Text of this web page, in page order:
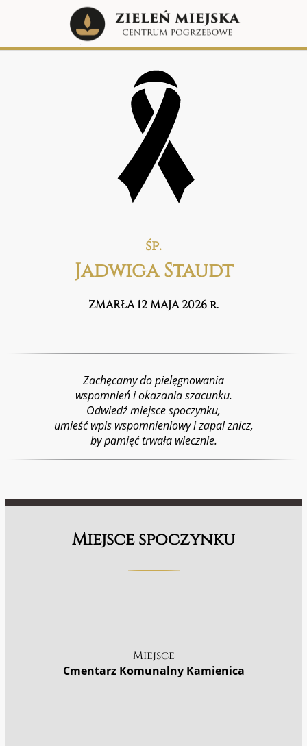
śp.
Jadwiga Staudt
ZMARŁA 12 MAJA 2026 r.
Zachęcamy do pielęgnowania
wspomnień i okazania szacunku.
Odwiedź miejsce spoczynku,
umieść wpis wspomnieniowy i zapal znicz,
by pamięć trwała wiecznie.
Miejsce spoczynku
Miejsce
Cmentarz Komunalny Kamienica